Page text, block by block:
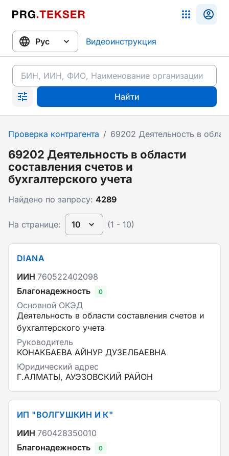
Видеоинструкция
Найти
Проверка контрагента / 69202 Деятельность в
69202 Деятельность в области
составления счетов и
бухгалтерского учета
Найдено по запросу: 4289
На странице: 10 (1 - 10)
DIANA
ИИН 760522402098
Благонадежность
0
Основной ОКЭД
Деятельность в области составления счетов и
бухгалтерского учета
Руководитель
КОНАКБАЕВА АЙНУР ДУЗЕЛБАЕВНА
Юридический адрес
Г.АЛМАТЫ, АУЭЗОВСКИЙ РАЙОН
ИП "ВОЛГУШКИН И К"
ИИН 760428350010
Благонадежность
0